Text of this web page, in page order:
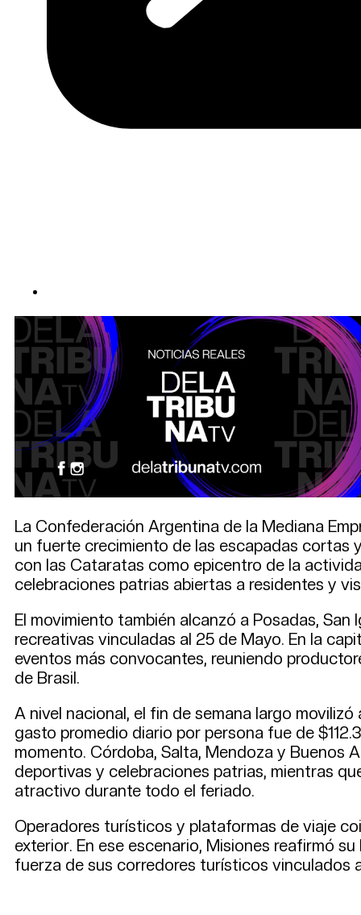
La Confederación Argentina de la Mediana
un fuerte crecimiento de las escapadas cortas
con las Cataratas como epicentro de la
celebraciones patrias abiertas a residentes y
El movimiento también alcanzó a Posadas,
recreativas vinculadas al 25 de Mayo. En la
eventos más convocantes, reuniendo
de Brasil.
A nivel nacional, el fin de semana largo
gasto promedio diario por persona fue de
momento. Córdoba, Salta, Mendoza y Buenos
deportivas y celebraciones patrias, mientras
atractivo durante todo el feriado.
Operadores turísticos y plataformas de viaje
exterior. En ese escenario, Misiones reafirmó
fuerza de sus corredores turísticos vinculados